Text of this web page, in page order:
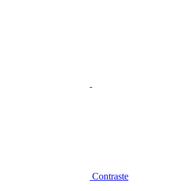
Contraste